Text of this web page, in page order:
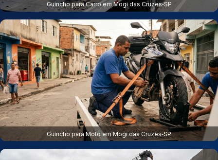
Guincho para Carro em Mogi das Cruzes‑SP
Guincho para Moto em Mogi das Cruzes‑SP